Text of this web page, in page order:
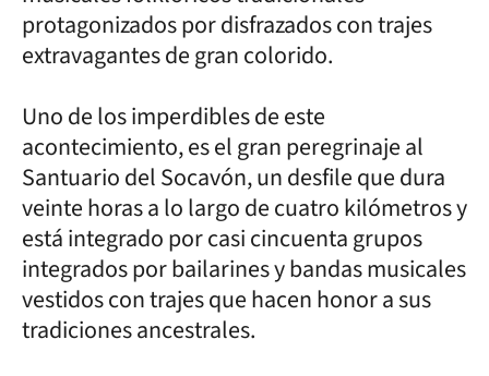
protagonizados por disfrazados con trajes
extravagantes de gran colorido.
Uno de los imperdibles de este
acontecimiento, es el gran peregrinaje al
Santuario del Socavón, un desfile que dura
veinte horas a lo largo de cuatro kilómetros y
está integrado por casi cincuenta grupos
integrados por bailarines y bandas musicales
vestidos con trajes que hacen honor a sus
tradiciones ancestrales.